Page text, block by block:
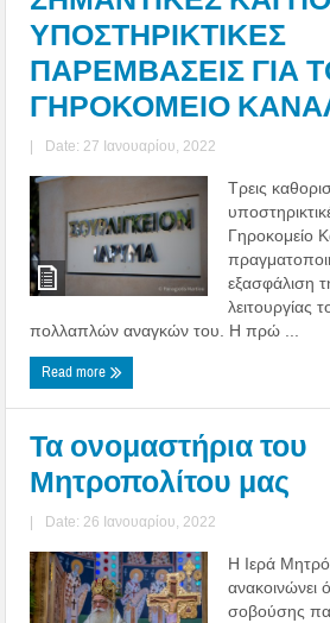
ΥΠΟΣΤΗΡΙΚΤΙΚΕΣ
ΠΑΡΕΜΒΑΣΕΙΣ ΓΙΑ
ΓΗΡΟΚΟΜΕΙΟ
| Date: 27 Ιανουαρίου, 2022
Τρεις
Γηροκομείο
εξασφάλιση
λειτουργίας
πολλαπλών αναγκών του. Η πρώ ...
Read more
Τα ονομαστήρια του
Μητροπολίτου μας
| Date: 26 Ιανουαρίου, 2022
Η Ιερά
ανακοινώνει
σοβούσης